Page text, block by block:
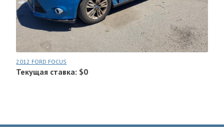
2012 FORD FOCUS
Текущая ставка: $0